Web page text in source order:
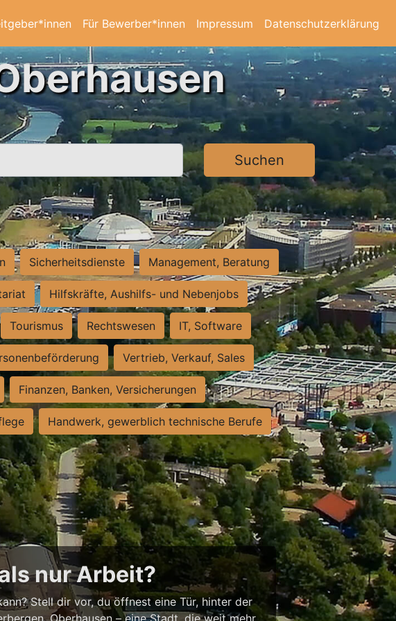
Für Bewerber*innen Impressum Datenschutzerklärung
Suchen
Sicherheitsdienste Management, Beratung
Hilfskräfte, Aushilfs- und Nebenjobs
Tourismus Rechtswesen IT, Software
Vertrieb, Verkauf, Sales
Finanzen, Banken, Versicherungen
Handwerk, gewerblich technische Berufe
nur Arbeit?
Stell dir vor, du öffnest eine Tür, hinter der